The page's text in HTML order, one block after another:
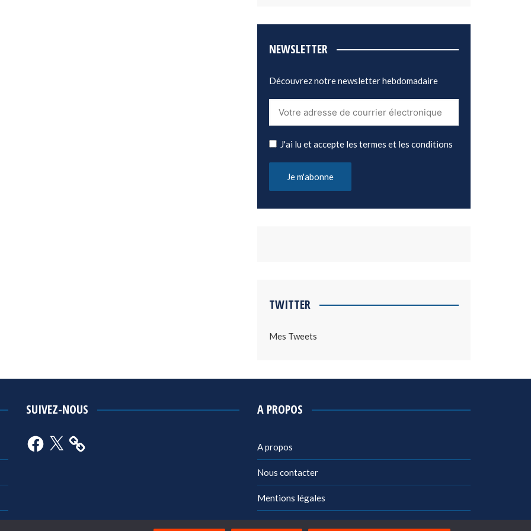
NEWSLETTER
Découvrez notre newsletter hebdomadaire
J'ai lu et accepte les termes et les conditions
TWITTER
Mes Tweets
SUIVEZ-NOUS
Facebook
X
A PROPOS
A propos
Nous contacter
Mentions légales
Politique de confidentialité